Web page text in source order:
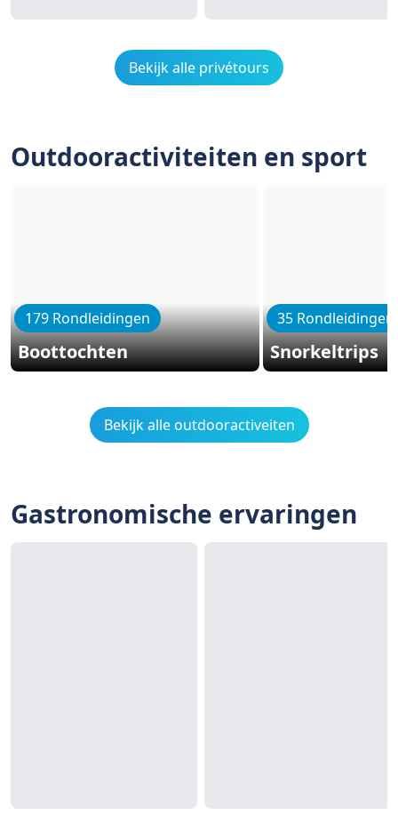
Bekijk alle privétours
Outdooractiviteiten en sport
179 Rondleidingen
Boottochten
35 Rondleidingen
Snorkeltrips
Bekijk alle outdooractiveiten
Gastronomische ervaringen